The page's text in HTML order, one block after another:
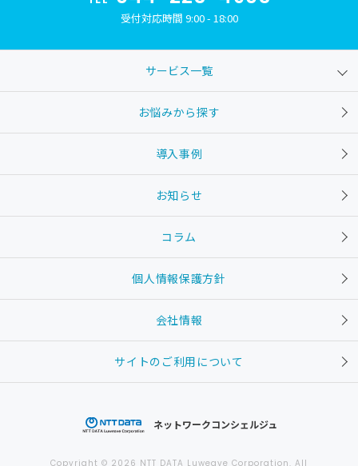
受付対応時間 9:00 - 18:00
サービス一覧
お悩みから探す
導入事例
お知らせ
コラム
個人情報保護方針
会社情報
サイトのご利用について
ネットワークコンシェルジュ
Copyright © 2026 NTT DATA Luweave Corporation. All